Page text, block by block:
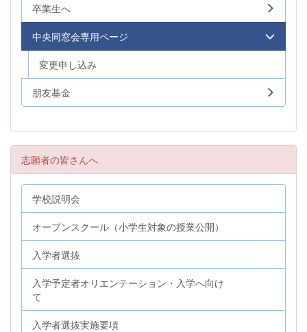
卒業生へ
中央同窓会専用ページ
変更申し込み
朋友基金
志願者の皆さんへ
学校説明会
オープンスクール（小学生対象の授業公開）
入学者選抜
入学予定者オリエンテーション・入学へ向け
て
入学者選抜実施要項